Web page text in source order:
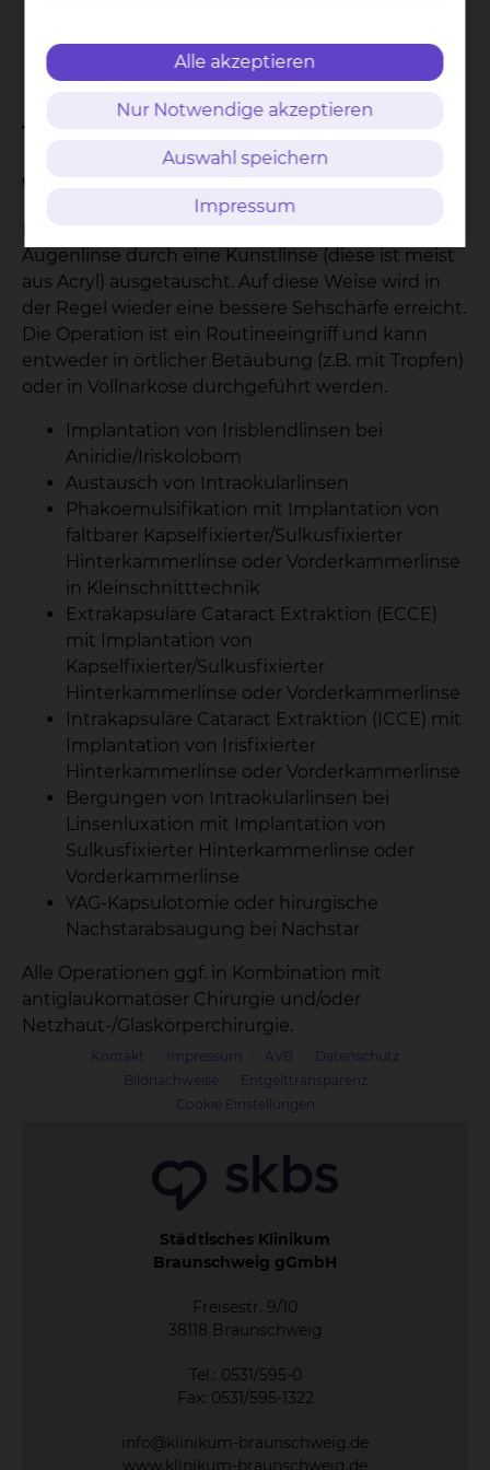
Binokular Status
Therapie & Verfahren
Operationen beim Grauen Star:
Augenlinse durch eine Kunstlinse (diese ist meist
aus Acryl) ausgetauscht. Auf diese Weise wird in
der Regel wieder eine bessere Sehschärfe erreicht.
Die Operation ist ein Routineeingriff und kann
entweder in örtlicher Betäubung (z.B. mit Tropfen)
oder in Vollnarkose durchgeführt werden.
Implantation von Irisblendlinsen bei
Aniridie/Iriskolobom
Austausch von Intraokularlinsen
Phakoemulsifikation mit Implantation von
faltbarer Kapselfixierter/Sulkusfixierter
Hinterkammerlinse oder Vorderkammerlinse
in Kleinschnitttechnik
Extrakapsuläre Cataract Extraktion (ECCE)
mit Implantation von
Kapselfixierter/Sulkusfixierter
Hinterkammerlinse oder Vorderkammerlinse
Intrakapsuläre Cataract Extraktion (ICCE) mit
Implantation von Irisfixierter
Hinterkammerlinse oder Vorderkammerlinse
Bergungen von Intraokularlinsen bei
Linsenluxation mit Implantation von
Sulkusfixierter Hinterkammerlinse oder
Vorderkammerlinse
YAG-Kapsulotomie oder hirurgische
Nachstarabsaugung bei Nachstar
Alle Operationen ggf. in Kombination mit
antiglaukomatöser Chirurgie und/oder
Netzhaut-/Glaskörperchirurgie.
Kontakt Impressum AVB
Datenschutz
Bildnachweise
Entgelttransparenz
Cookie Einstellungen
Städtisches Klinikum
Braunschweig gGmbH
Freisestr. 9/10
38118 Braunschweig
Tel.: 0531/595-0
Fax: 0531/595-1322
info@klinikum-braunschweig.de
www.klinikum-braunschweig.de
Alle akzeptieren
Nur Notwendige akzeptieren
Auswahl speichern
Impressum